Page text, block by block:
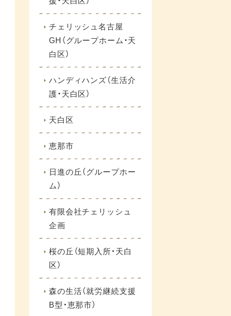
チェリッシュ名古屋
GH（グループホーム・天
白区）
ハンディハンズ（生活介
護・天白区）
天白区
恵那市
日進の丘（グループホー
ム）
有限会社チェリッシュ
企画
桜の丘（短期入所・天白
区）
森の生活（就労継続支援
B型・恵那市）